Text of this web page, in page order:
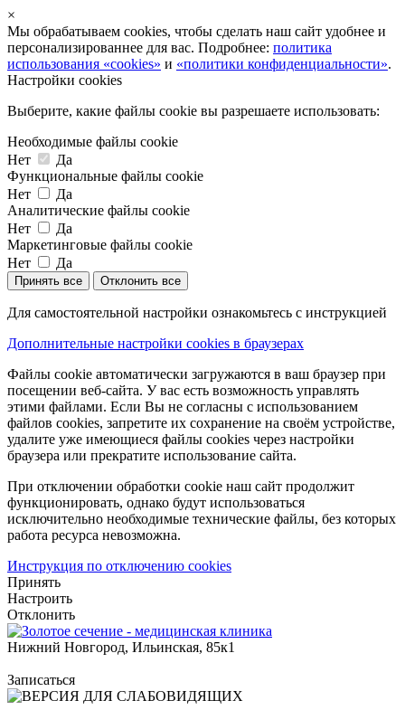
×
Мы обрабатываем cookies, чтобы сделать наш сайт удобнее и
персонализированнее для вас. Подробнее: политика
использования «cookies» и «политики конфиденциальности».
Настройки cookies
Выберите, какие файлы cookie вы разрешаете использовать:
Необходимые файлы cookie
Нет
Да
Функциональные файлы cookie
Нет
Да
Аналитические файлы cookie
Нет
Да
Маркетинговые файлы cookie
Нет
Да
Принять все Отклонить все
Для самостоятельной настройки ознакомьтесь с инструкцией
Дополнительные настройки cookies в браузерах
Файлы cookie автоматически загружаются в ваш браузер при
посещении веб-сайта. У вас есть возможность управлять
этими файлами. Если Вы не согласны с использованием
файлов cookies, запретите их сохранение на своём устройстве,
удалите уже имеющиеся файлы cookies через настройки
браузера или прекратите использование сайта.
При отключении обработки cookie наш сайт продолжит
функционировать, однако будут использоваться
исключительно необходимые технические файлы, без которых
работа ресурса невозможна.
Инструкция по отключению cookies
Принять
Настроить
Отклонить
Нижний Новгород, Ильинская, 85к1
Записаться